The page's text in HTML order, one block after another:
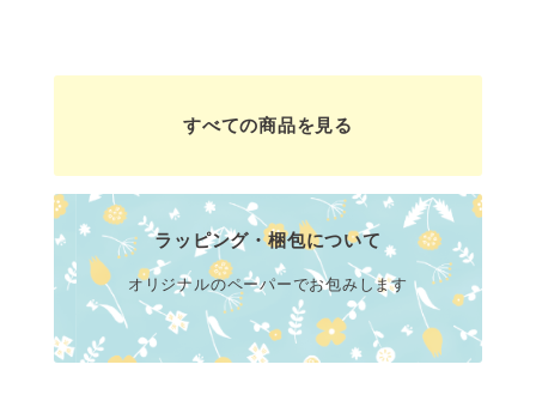
すべての商品を見る
ラッピング・梱包について
オリジナルのペーパーでお包みします